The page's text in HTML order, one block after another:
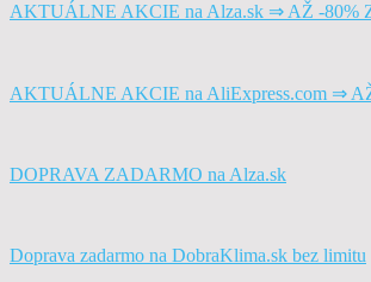
AKTUÁLNE AKCIE na Alza.sk ⇒ AŽ -80%
AKTUÁLNE AKCIE na AliExpress.com ⇒
DOPRAVA ZADARMO na Alza.sk
Doprava zadarmo na DobraKlima.sk bez limitu